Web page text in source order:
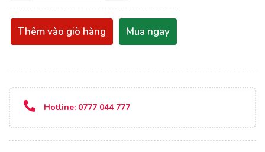
Thêm vào giò hàng Mua ngay
Hotline: 0777 044 777